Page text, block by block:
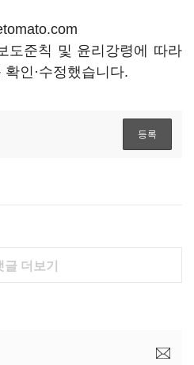
도준칙 및 윤리강령에 따라
인·수정했습니다.
글 더보기